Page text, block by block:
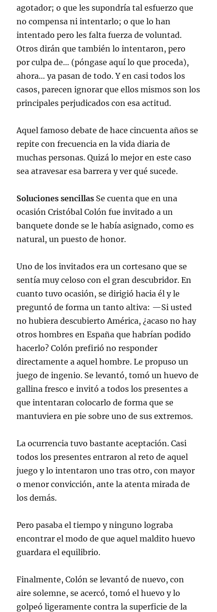
agotador; o que les supondría tal esfuerzo que
no compensa ni intentarlo; o que lo han
intentado pero les falta fuerza de voluntad.
Otros dirán que también lo intentaron, pero
por culpa de… (póngase aquí lo que proceda),
ahora… ya pasan de todo. Y en casi todos los
casos, parecen ignorar que ellos mismos son los
principales perjudicados con esa actitud.
Aquel famoso debate de hace cincuenta años se
repite con frecuencia en la vida diaria de
muchas personas. Quizá lo mejor en este caso
sea atravesar esa barrera y ver qué sucede.
Soluciones sencillas Se cuenta que en una
ocasión Cristóbal Colón fue invitado a un
banquete donde se le había asignado, como es
natural, un puesto de honor.
Uno de los invitados era un cortesano que se
sentía muy celoso con el gran descubridor. En
cuanto tuvo ocasión, se dirigió hacia él y le
preguntó de forma un tanto altiva: —Si usted
no hubiera descubierto América, ¿acaso no hay
otros hombres en España que habrían podido
hacerlo? Colón prefirió no responder
directamente a aquel hombre. Le propuso un
juego de ingenio. Se levantó, tomó un huevo de
gallina fresco e invitó a todos los presentes a
que intentaran colocarlo de forma que se
mantuviera en pie sobre uno de sus extremos.
La ocurrencia tuvo bastante aceptación. Casi
todos los presentes entraron al reto de aquel
juego y lo intentaron uno tras otro, con mayor
o menor convicción, ante la atenta mirada de
los demás.
Pero pasaba el tiempo y ninguno lograba
encontrar el modo de que aquel maldito huevo
guardara el equilibrio.
Finalmente, Colón se levantó de nuevo, con
aire solemne, se acercó, tomó el huevo y lo
golpeó ligeramente contra la superficie de la